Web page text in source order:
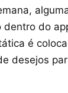
do
é
desejos